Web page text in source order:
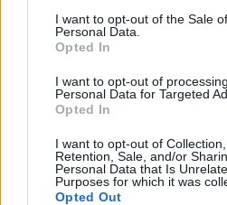
I want to opt-out of the Sale
Personal Data.
Opted In
I want to opt-out of
Personal Data for Targeted
Opted In
I want to opt-out of Collection,
Retention, Sale, and/or
Personal Data that Is
Purposes for which it was
Opted Out
γυναίκα
έχασα
Μητέρα 43
– Δράμας,